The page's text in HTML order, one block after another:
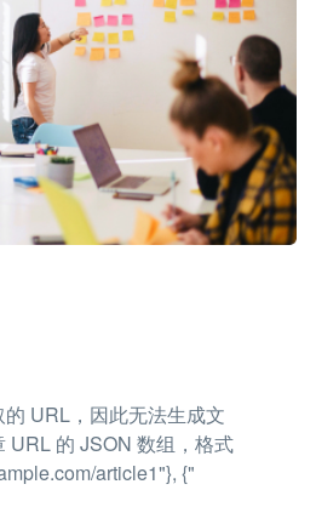
URL，因此无法生成文
URL 的 JSON 数组，格式
article1"}, {"